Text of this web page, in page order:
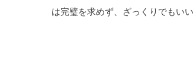
は完璧を求めず、ざっくりでもい